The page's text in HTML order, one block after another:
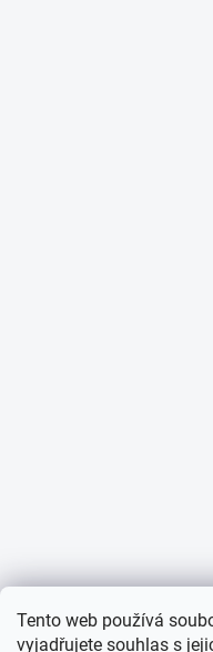
Tento web používá
vyjadřujete souhlas s